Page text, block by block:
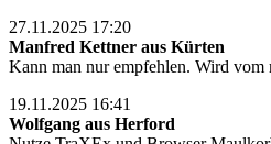
27.11.2025 17:20
Manfred Kettner aus Kürten
Kann man nur empfehlen. Wird vom
19.11.2025 16:41
Wolfgang aus Herford